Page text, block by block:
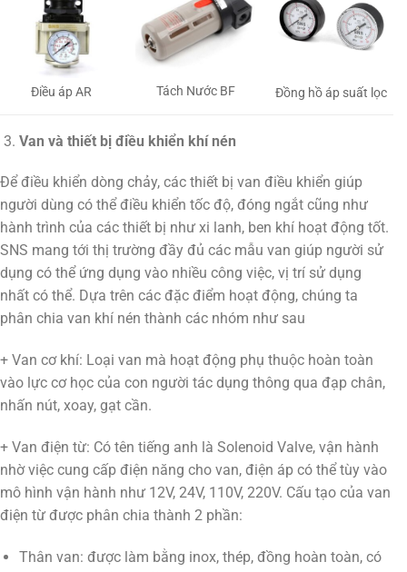
Điều áp AR Tách Nước BF Đồng hồ áp suất lọc
Van và thiết bị điều khiển khí nén
Để điều khiển dòng chảy, các thiết bị van điều khiển giúp
người dùng có thể điều khiển tốc độ, đóng ngắt cũng như
hành trình của các thiết bị như xi lanh, ben khí hoạt động tốt.
SNS mang tới thị trường đầy đủ các mẫu van giúp người sử
dụng có thể ứng dụng vào nhiều công việc, vị trí sử dụng
nhất có thể. Dựa trên các đặc điểm hoạt động, chúng ta
phân chia van khí nén thành các nhóm như sau
+ Van cơ khí: Loại van mà hoạt động phụ thuộc hoàn toàn
vào lực cơ học của con người tác dụng thông qua đạp chân,
nhấn nút, xoay, gạt cần.
+ Van điện từ: Có tên tiếng anh là Solenoid Valve, vận hành
nhờ việc cung cấp điện năng cho van, điện áp có thể tùy vào
mô hình vận hành như 12V, 24V, 110V, 220V. Cấu tạo của van
điện từ được phân chia thành 2 phần:
Thân van: được làm bằng inox, thép, đồng hoàn toàn, có